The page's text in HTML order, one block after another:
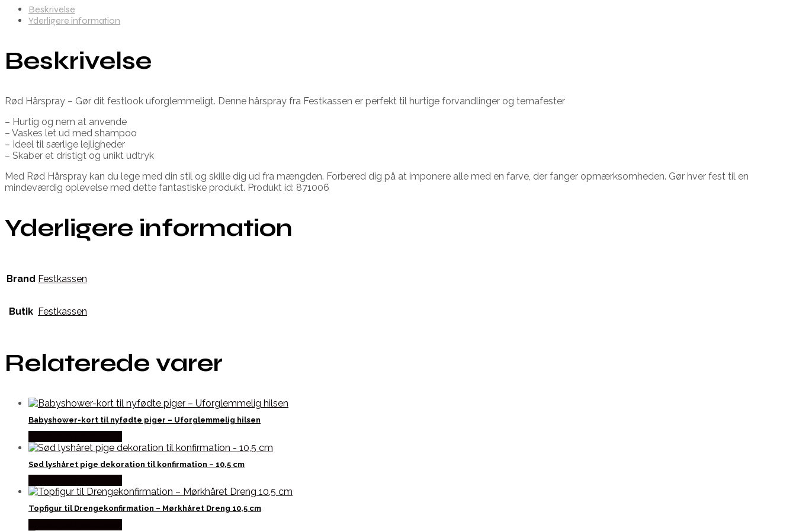
Beskrivelse
Yderligere information
Beskrivelse
Rød Hårspray – Gør dit festlook uforglemmeligt. Denne hårspray fra Festkassen er perfekt til hurtige forvandlinger og temafester
– Hurtig og nem at anvende
– Vaskes let ud med shampoo
– Ideel til særlige lejligheder
– Skaber et dristigt og unikt udtryk
Med Rød Hårspray kan du lege med din stil og skille dig ud fra mængden. Forbered dig på at imponere alle med en farve, der fanger opmærksomheden. Gør hver fest til en
mindeværdig oplevelse med dette fantastiske produkt. Produkt id: 871006
Yderligere information
Brand Festkassen
Butik Festkassen
Relaterede varer
Babyshower-kort til nyfødte piger – Uforglemmelig hilsen
Sød lyshåret pige dekoration til konfirmation – 10,5 cm
Topfigur til Drengekonfirmation – Mørkhåret Dreng 10,5 cm